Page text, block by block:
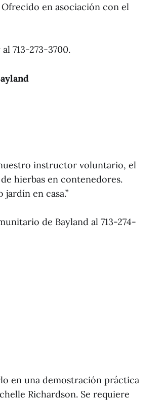
Ofrecido en asociación con el
713-273-3700.
instructor voluntario, el
hierbas en contenedores.
en casa.”
de Bayland al 713-274-
en una demostración práctica
Richardson. Se requiere